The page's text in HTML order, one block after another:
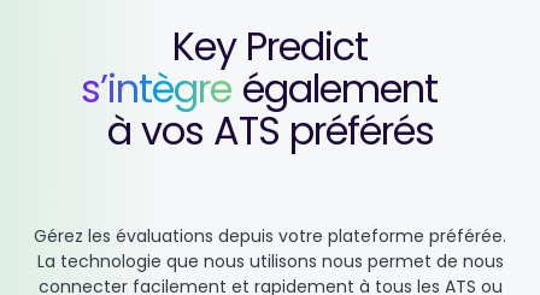
Key Predict
s’intègre également
à vos ATS préférés
Gérez les évaluations depuis votre plateforme préférée.
La technologie que nous utilisons nous permet de nous
connecter facilement et rapidement à tous les ATS ou